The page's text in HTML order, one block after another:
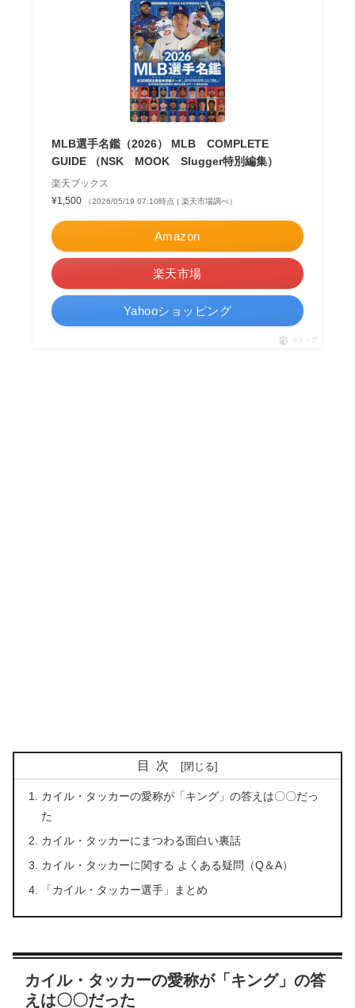
MLB選手名鑑（2026） MLB COMPLETE
GUIDE （NSK MOOK Slugger特別編集）
楽天ブックス
¥1,500
（2026/05/19 07:10時点 | 楽天市場調べ）
Amazon
楽天市場
Yahooショッピング
ポチップ
目次
カイル・タッカーの愛称が「キング」の答えは〇〇だっ
た
カイル・タッカーにまつわる面白い裏話
カイル・タッカーに関する よくある疑問（Q＆A）
「カイル・タッカー選手」まとめ
カイル・タッカーの愛称が「キング」の答
えは〇〇だった